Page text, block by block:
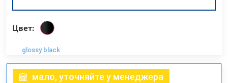
Цвет:
glossy black
мало, уточняйте у менеджера